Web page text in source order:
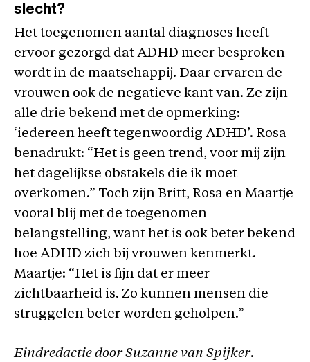
slecht?
Het toegenomen aantal diagnoses heeft
ervoor gezorgd dat ADHD meer besproken
wordt in de maatschappij. Daar ervaren de
vrouwen ook de negatieve kant van. Ze zijn
alle drie bekend met de opmerking:
‘iedereen heeft tegenwoordig ADHD’. Rosa
benadrukt: “Het is geen trend, voor mij zijn
het dagelijkse obstakels die ik moet
overkomen.” Toch zijn Britt, Rosa en Maartje
vooral blij met de toegenomen
belangstelling, want het is ook beter bekend
hoe ADHD zich bij vrouwen kenmerkt.
Maartje: “Het is fijn dat er meer
zichtbaarheid is. Zo kunnen mensen die
struggelen beter worden geholpen.”
Eindredactie door Suzanne van Spijker.